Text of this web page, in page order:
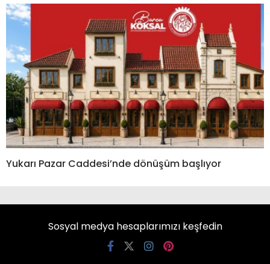
Yukarı Pazar Caddesi’nde dönüşüm başlıyor
Sosyal medya hesaplarımızı keşfedin